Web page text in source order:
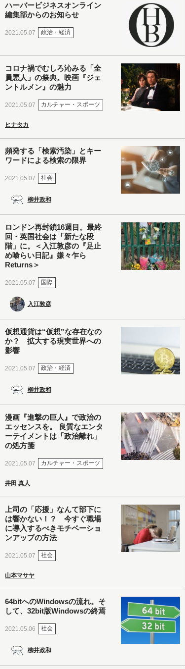
ハーバービジネスオンライン
編集部からのお知らせ
2021.05.07 政治・経済
コロナ禍でむしろ沁みる「全
員悪人」の祭典。映画『ジェ
ントルメン』の魅力
2021.05.07 カルチャー・スポーツ
ヒナタカ
頻発する「検索汚染」とキー
ワードによる検索の限界
2021.05.07 社会
柳井政和
ロンドン再封鎖16週目。最終
回・英国社会は「新たな段
階」に。＜入江敦彦の『足止
め喰らい日記』嫌々乍ら
Returns＞
2021.05.07 国際
入江敦彦
仮想通貨は“仮想”な存在なの
か？ 拡大する現実世界への
影響
2021.05.07 政治・経済
柳井政和
漫画『進撃の巨人』で政治の
エッセンスを。 良質なエンタ
ーテイメントは「政治離れ」
の処方箋
2021.05.07 カルチャー・スポーツ
井田 真人
上司の「応援」なんて部下に
は響かない！？ 今すぐ職場
に導入するべきモチベーショ
ンアップの方法
2021.05.07 社会
山本マサヤ
64bitへのWindowsの流れ。そ
して、32bit版Windowsの終焉
2021.05.06 社会
柳井政和